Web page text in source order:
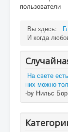
пользователи
Вы здесь:
И когда
На свете
них можно
-by Нильс Бор